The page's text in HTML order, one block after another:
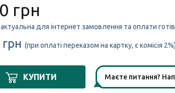
грн
для інтернет замовлення та оплати
(при оплаті переказом на картку, є комісія 2%)
КУПИТИ Маєте питання?